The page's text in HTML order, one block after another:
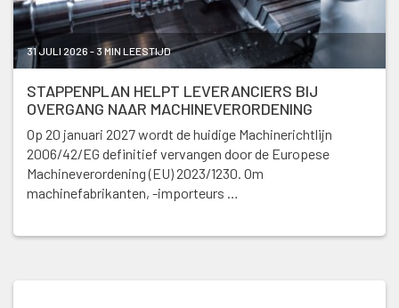
31 JULI 2026 - 3 MIN LEESTIJD
STAPPENPLAN HELPT LEVERANCIERS BIJ
OVERGANG NAAR MACHINEVERORDENING
Op 20 januari 2027 wordt de huidige Machinerichtlijn
2006/42/EG definitief vervangen door de Europese
Machineverordening (EU) 2023/1230. Om
machinefabrikanten, -importeurs …